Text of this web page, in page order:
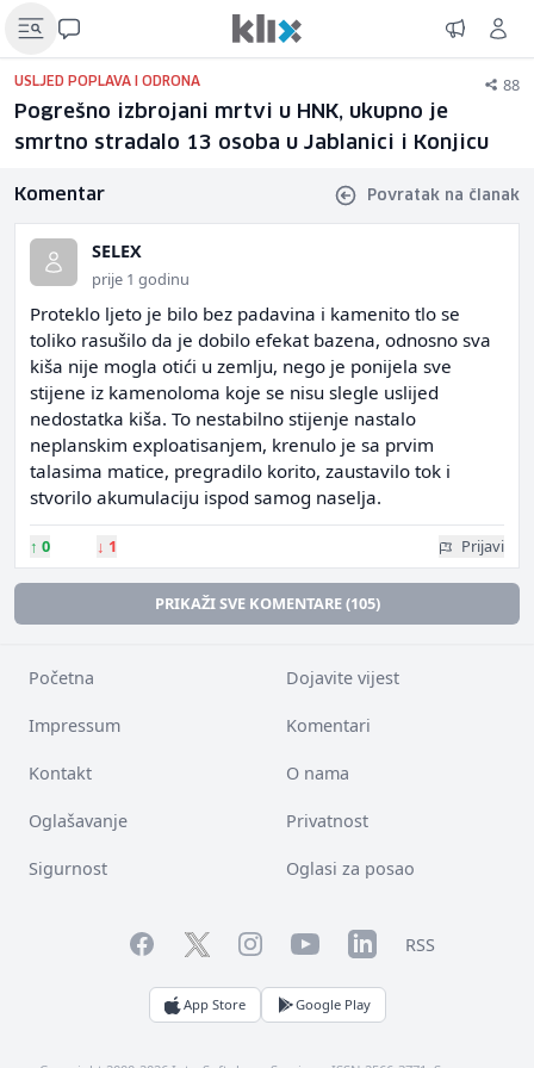
USLJED POPLAVA I ODRONA 88
Pogrešno izbrojani mrtvi u HNK, ukupno je
smrtno stradalo 13 osoba u Jablanici i Konjicu
Komentar Povratak na članak
SELEX
prije 1 godinu
Proteklo ljeto je bilo bez padavina i kamenito tlo se
toliko rasušilo da je dobilo efekat bazena, odnosno sva
kiša nije mogla otići u zemlju, nego je ponijela sve
stijene iz kamenoloma koje se nisu slegle uslijed
nedostatka kiša. To nestabilno stijenje nastalo
neplanskim exploatisanjem, krenulo je sa prvim
talasima matice, pregradilo korito, zaustavilo tok i
stvorilo akumulaciju ispod samog naselja.
↑ 0 ↓ 1 Prijavi
PRIKAŽI SVE KOMENTARE (105)
Početna Dojavite vijest
Impressum Komentari
Kontakt O nama
Oglašavanje Privatnost
Sigurnost Oglasi za posao
FacebookTwitterInstagramYouTubeLinkedInRSS
App Store Google Play